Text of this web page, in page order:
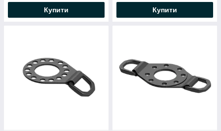
Купити Купити